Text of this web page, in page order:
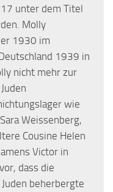
unter dem Titel
Molly
1930 im
1939 in
nicht mehr zur
wie
Weissenberg,
Cousine Helen
Victor in
dass die
beherbergte